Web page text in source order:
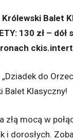
Balet
130 zł – dół
do
Balet Klasyczny!
mocą w
dorosłych.